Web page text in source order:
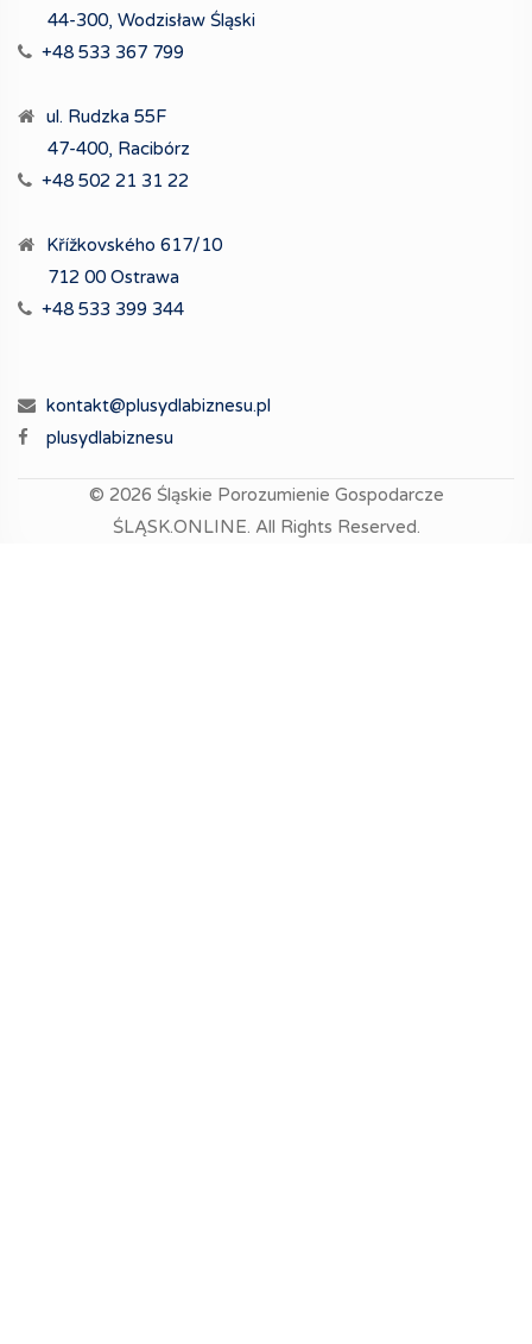
44-300, Wodzisław Śląski
+48 533 367 799
ul. Rudzka 55F
47-400, Racibórz
+48 502 21 31 22
Křížkovského 617/10
712 00 Ostrawa
+48 533 399 344
kontakt@plusydlabiznesu.pl
plusydlabiznesu
© 2026 Śląskie Porozumienie Gospodarcze
ŚLĄSK.ONLINE. All Rights Reserved.